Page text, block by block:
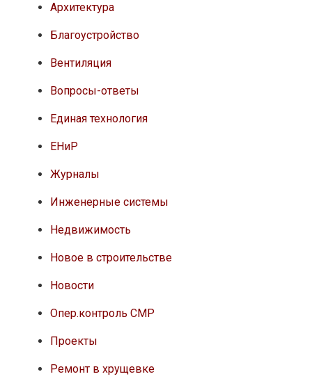
Архитектура
Благоустройство
Вентиляция
Вопросы-ответы
Единая технология
ЕНиР
Журналы
Инженерные системы
Недвижимость
Новое в строительстве
Новости
Опер.контроль СМР
Проекты
Ремонт в хрущевке